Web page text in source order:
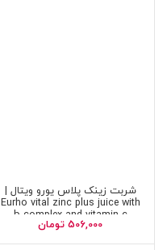
شربت زینک پلاس یورو ویتال |
Eurho vital zinc plus juice with
b complex and vitamin c
506,000 تومان